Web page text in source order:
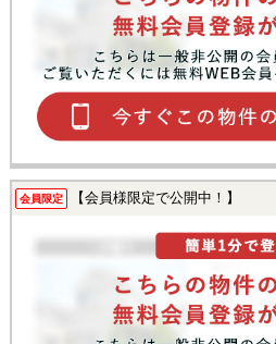
会員限定 【会員様限定で公開中！】